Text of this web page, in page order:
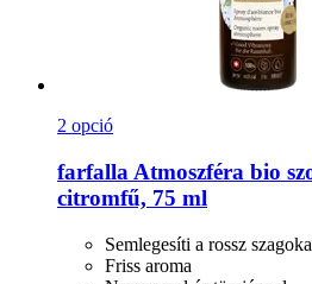
2 opció
farfalla Atmoszféra bio
citromfű, 75 ml
Semlegesíti a rossz
Friss aroma